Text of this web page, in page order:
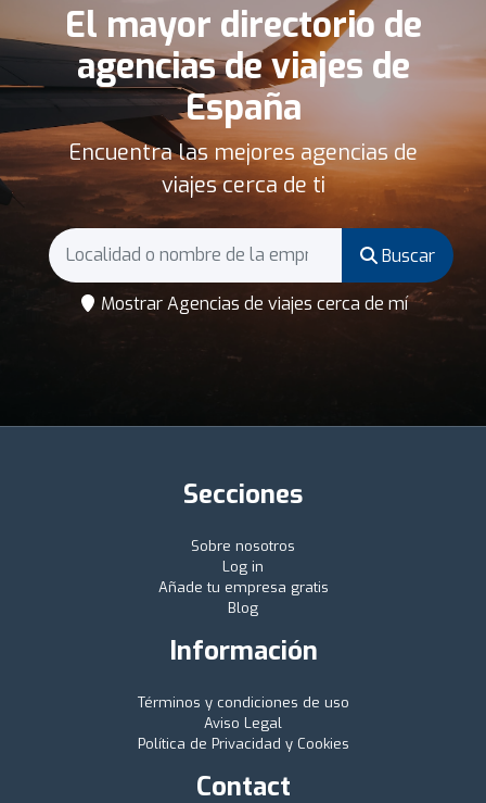
El mayor directorio de
agencias de viajes de
España
Encuentra las mejores agencias de
viajes cerca de ti
Buscar
Mostrar Agencias de viajes cerca de mí
Secciones
Sobre nosotros
Log in
Añade tu empresa gratis
Blog
Información
Términos y condiciones de uso
Aviso Legal
Política de Privacidad y Cookies
Contact